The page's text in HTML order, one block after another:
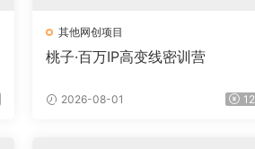
其他网创项目
桃子·百万IP高变线密训营
2026-08-01 12